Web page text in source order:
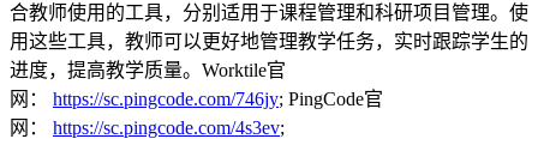
合教师使用的工具，分别适用于课程管理和科研项目管理。使
用这些工具，教师可以更好地管理教学任务，实时跟踪学生的
进度，提高教学质量。Worktile官
网：
https://sc.pingcode.com/746jy; PingCode官
网：
https://sc.pingcode.com/4s3ev;